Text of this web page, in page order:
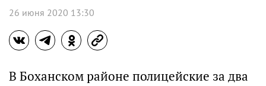
26 июня 2020 13:30
В Боханском районе полицейские за два